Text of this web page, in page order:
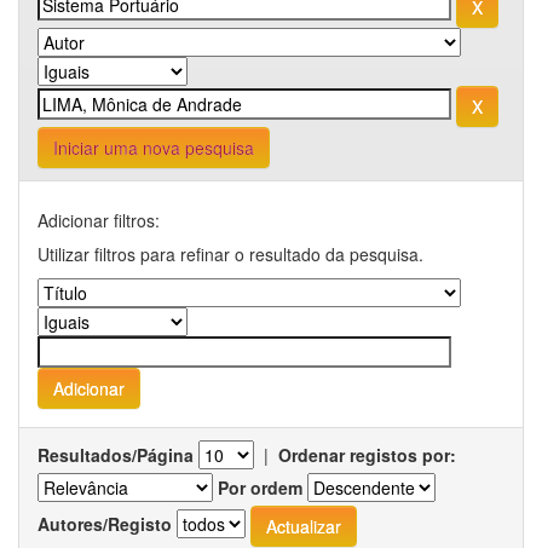
Iniciar uma nova pesquisa
Adicionar filtros:
Utilizar filtros para refinar o resultado da pesquisa.
Resultados/Página | Ordenar registos por:
Por ordem
Autores/Registo